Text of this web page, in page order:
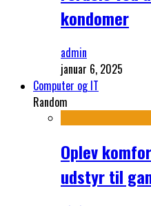
kondomer
admin
januar 6, 2025
Computer og IT
Random
Oplev
udstyr til